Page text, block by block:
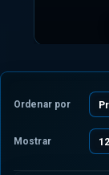
Ordenar por
Mostrar